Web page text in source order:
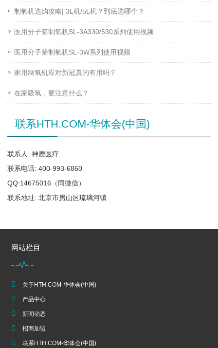
制氧机选购攻略| 3L机/5L机？到底选哪个？
医用分子筛制氧机SL-3A330/530系列使用视频
医用分子筛制氧机SL-3W系列使用视频
家用制氧机应对新冠真的有用吗？
在家吸氧，要注意什么？
联系HTH.COM-华体会(中国)
联系人: 神鹿医疗
联系电话: 400-993-6860
QQ:14675016（同微信）
联系地址: 北京市房山区琉璃河镇
网站栏目
关于HTH.COM-华体会(中国)
产品中心
新闻动态
招商加盟
联系HTH.COM-华体会(中国)